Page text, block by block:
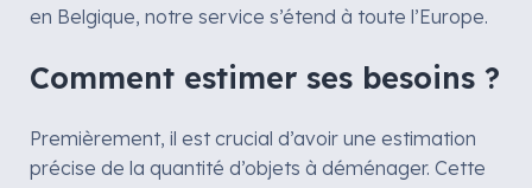
en Belgique, notre service s’étend à toute l’Europe.
Comment estimer ses besoins ?
Premièrement, il est crucial d’avoir une estimation
précise de la quantité d’objets à déménager. Cette